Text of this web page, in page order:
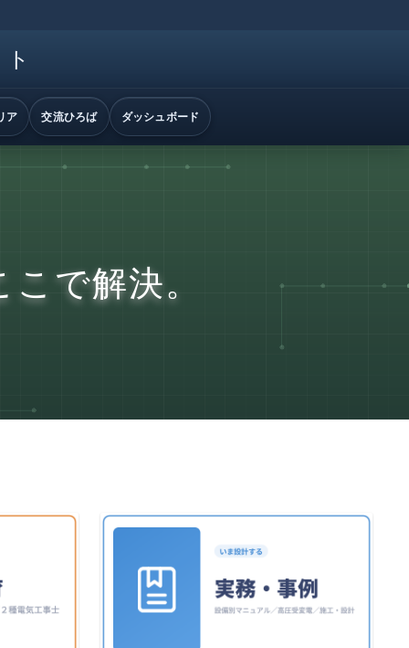
ア 交流ひろば ダッシュボード
で解決。